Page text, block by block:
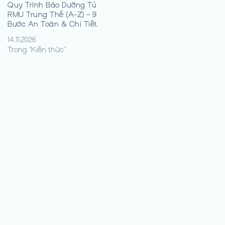
Quy Trình Bảo Dưỡng Tủ
RMU Trung Thế (A-Z) – 9
Bước An Toàn & Chi Tiết
14.11.2026
Trong "Kiến thức"